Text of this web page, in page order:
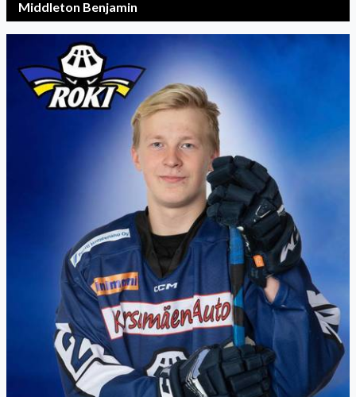
Middleton Benjamin